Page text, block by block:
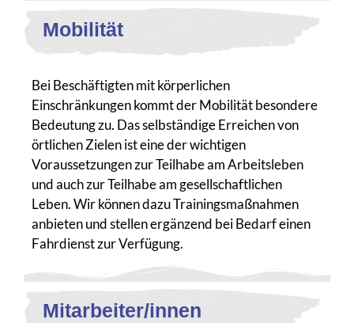
Mobilität
Bei Beschäftigten mit körperlichen
Einschränkungen kommt der Mobilität besondere
Bedeutung zu. Das selbständige Erreichen von
örtlichen Zielen ist eine der wichtigen
Voraussetzungen zur Teilhabe am Arbeitsleben
und auch zur Teilhabe am gesellschaftlichen
Leben. Wir können dazu Trainingsmaßnahmen
anbieten und stellen ergänzend bei Bedarf einen
Fahrdienst zur Verfügung.
Mitarbeiter/innen